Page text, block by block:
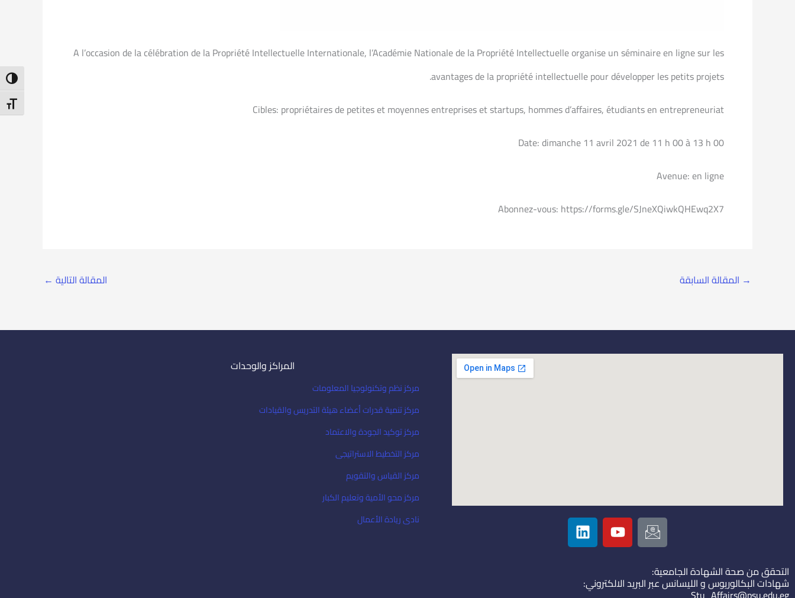
A l’occasion de la célébration de la Propriété Intellectuelle Internationale, l’Académie Nationale de la Propriété Intellectuelle organise un séminaire en ligne sur les
avantages de la propriété intellectuelle pour développer les petits projets.
Cibles: propriétaires de petites et moyennes entreprises et startups, hommes d’affaires, étudiants en entrepreneuriat
Date: dimanche 11 avril 2021 de 11 h 00 à 13 h 00
Avenue: en ligne
Abonnez-vous: https://forms.gle/SJneXQiwkQHEwq2X7
→ المقالة السابقة المقالة التالية ←
I
c
o
-
e
Y
o
u
u
b
L
i
n
التحقق من صحة الشهادة الجامعية:
شهادات البكالوريوس و الليسانس عبر البريد الالكتروني:
المراكز والوحدات
مركز نظم وتكنولوجيا المعلومات
مركز تنمية قدرات أعضاء هيئة التدريس والقيادات
مركز توكيد الجودة والاعتماد
مركز التخطيط الاستراتيجى
مركز القياس والتقويم
مركز محو الأمية وتعليم الكبار
نادى ريادة الأعمال